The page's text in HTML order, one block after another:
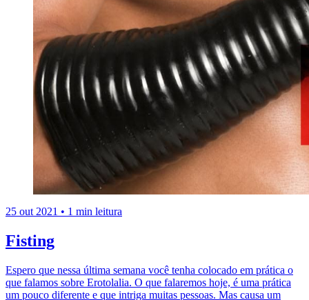
25 out 2021 • 1 min leitura
Fisting
Espero que nessa última semana você tenha colocado em prática o
que falamos sobre Erotolalia. O que falaremos hoje, é uma prática
um pouco diferente e que intriga muitas pessoas. Mas causa um